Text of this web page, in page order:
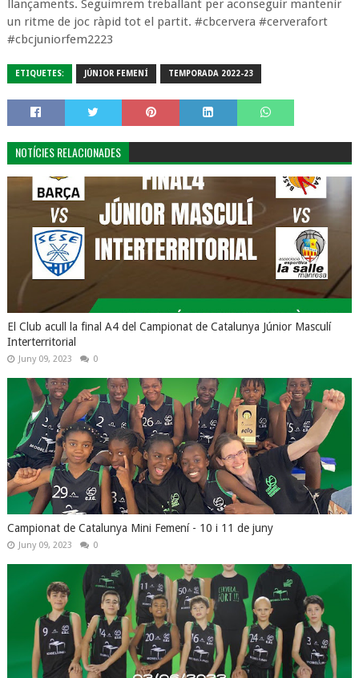
llançaments. Seguimrem treballant per aconseguir mantenir
un ritme de joc ràpid tot el partit. #cbcervera #cerverafort
#cbcjuniorfem2223
ETIQUETES: JÚNIOR FEMENÍ TEMPORADA 2022-23
NOTÍCIES RELACIONADES
El Club acull la final A4 del Campionat de Catalunya Júnior Masculí
Interterritorial
Juny 09, 2023 0
Campionat de Catalunya Mini Femení - 10 i 11 de juny
Juny 09, 2023 0